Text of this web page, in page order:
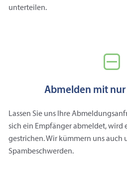
unterteilen.
Abmelden mit nur
Lassen Sie uns Ihre
sich ein Empfänger abmeldet, wird
gestrichen. Wir kümmern uns auch
Spambeschwerden.